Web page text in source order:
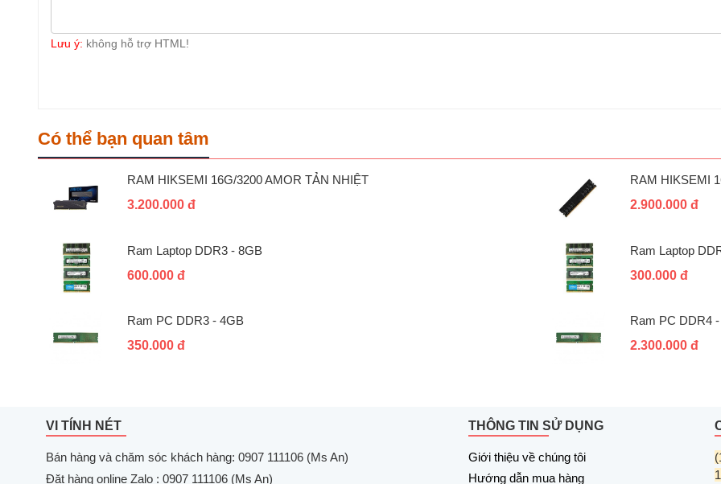
Lưu ý: không hỗ trợ HTML!
Có thể bạn quan tâm
RAM HIKSEMI 16G/3200 AMOR TẢN NHIỆT
3.200.000 đ
RAM HIKSEMI
2.900.000 đ
Ram Laptop DDR3 - 8GB
600.000 đ
Ram Laptop
300.000 đ
Ram PC DDR3 - 4GB
350.000 đ
Ram PC DDR4
2.300.000 đ
VI TÍNH NÉT
Bán hàng và chăm sóc khách hàng: 0907 111106 (Ms An)
Đặt hàng online Zalo : 0907 111106 (Ms An)
THÔNG TIN SỬ DỤNG
Giới thiệu về chúng tôi
Hướng dẫn mua hàng